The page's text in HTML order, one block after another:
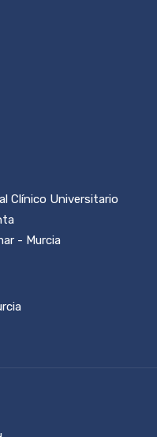
Clínico Universitario
- Murcia